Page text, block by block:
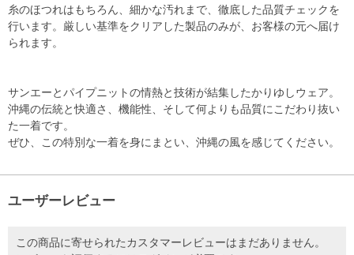
糸のほつれはもちろん、細かな汚れまで、徹底した品質チェックを
行います。厳しい基準をクリアした製品のみが、お客様の元へ届け
られます。
サンエーとパイプニットの情熱と技術が結集したかりゆしウェア。
沖縄の伝統と快適さ、機能性、そして何よりも品質にこだわり抜い
た一着です。
ぜひ、この特別な一着を身にまとい、沖縄の風を感じてください。
ユーザーレビュー
この商品に寄せられたカスタマーレビューはまだありません。